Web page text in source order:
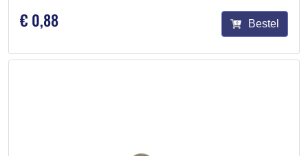
€ 0,88 Bestel